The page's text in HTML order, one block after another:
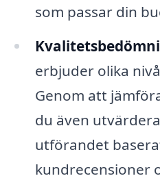
som passar din
erbjuder olika
Genom att
du även
utförandet
kundrecensioner